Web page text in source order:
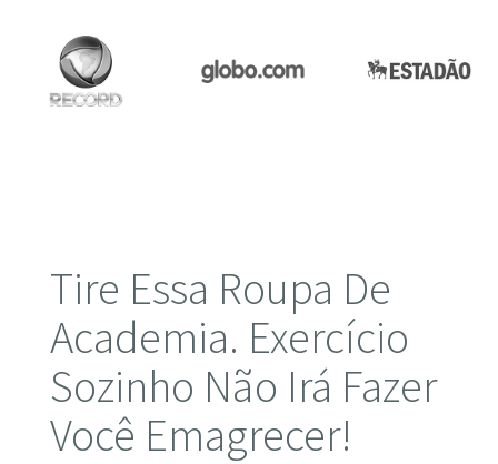
Tire Essa Roupa De
Academia. Exercício
Sozinho Não Irá Fazer
Você Emagrecer!